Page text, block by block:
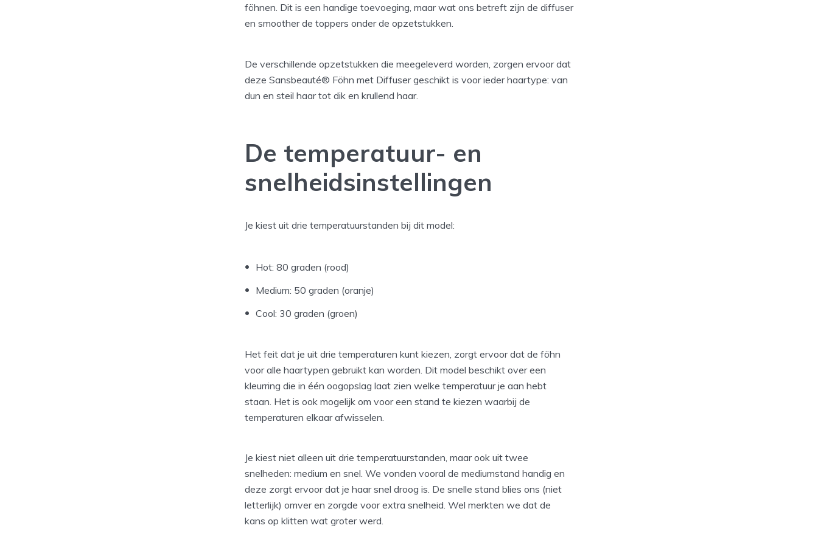
föhnen. Dit is een handige toevoeging, maar wat ons betreft zijn de diffuser
en smoother de toppers onder de opzetstukken.
De verschillende opzetstukken die meegeleverd worden, zorgen ervoor dat
deze Sansbeauté® Föhn met Diffuser geschikt is voor ieder haartype: van
dun en steil haar tot dik en krullend haar.
De temperatuur- en
snelheidsinstellingen
Je kiest uit drie temperatuurstanden bij dit model:
Hot: 80 graden (rood)
Medium: 50 graden (oranje)
Cool: 30 graden (groen)
Het feit dat je uit drie temperaturen kunt kiezen, zorgt ervoor dat de föhn
voor alle haartypen gebruikt kan worden. Dit model beschikt over een
kleurring die in één oogopslag laat zien welke temperatuur je aan hebt
staan. Het is ook mogelijk om voor een stand te kiezen waarbij de
temperaturen elkaar afwisselen.
Je kiest niet alleen uit drie temperatuurstanden, maar ook uit twee
snelheden: medium en snel. We vonden vooral de mediumstand handig en
deze zorgt ervoor dat je haar snel droog is. De snelle stand blies ons (niet
letterlijk) omver en zorgde voor extra snelheid. Wel merkten we dat de
kans op klitten wat groter werd.